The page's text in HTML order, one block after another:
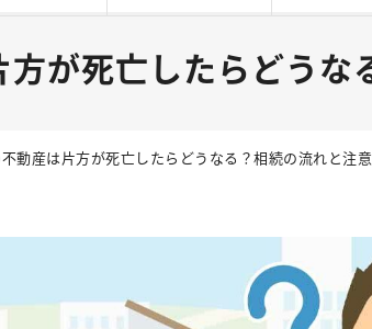
が死亡したらどうな
動産は片方が死亡したらどうなる？相続の流れと注